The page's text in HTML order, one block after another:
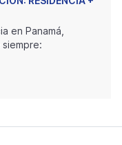
en Panamá,